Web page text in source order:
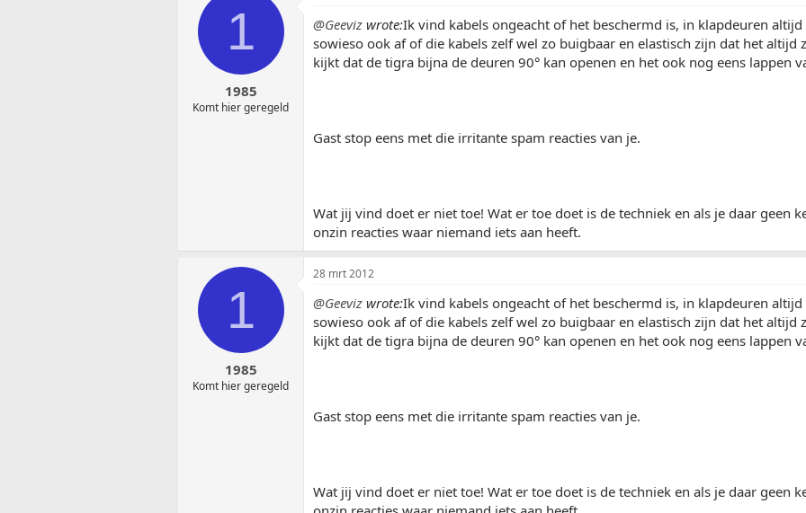
1
1985
Komt hier geregeld
@Geeviz wrote:Ik vind kabels ongeacht of het beschermd is, in klapdeuren
sowieso ook af of die kabels zelf wel zo buigbaar en elastisch zijn dat het
kijkt dat de tigra bijna de deuren 90° kan openen en het ook nog eens lappen
Gast stop eens met die irritante spam reacties van je.
Wat jij vind doet er niet toe! Wat er toe doet is de techniek en als je daar geen
onzin reacties waar niemand iets aan heeft.
1
1985
Komt hier geregeld
28 mrt 2012
@Geeviz wrote:Ik vind kabels ongeacht of het beschermd is, in klapdeuren
sowieso ook af of die kabels zelf wel zo buigbaar en elastisch zijn dat het
kijkt dat de tigra bijna de deuren 90° kan openen en het ook nog eens lappen
Gast stop eens met die irritante spam reacties van je.
Wat jij vind doet er niet toe! Wat er toe doet is de techniek en als je daar geen